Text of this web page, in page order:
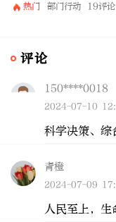
热门 部门行动 19评论
评论
150****0018
2024-07-10
科学决策、综
青橙
2024-07-09
人民至上，生